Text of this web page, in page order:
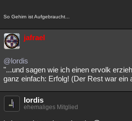
So Gehirn ist Aufgebraucht...
jafrael
@lordis
"...und sagen wie ich einen ervolk
ganz einfach: Erfolg! (Der Rest war ein
lordis
ehemaliges Mitglied